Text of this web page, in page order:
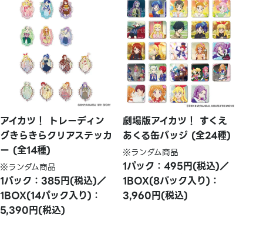
アイカツ！ トレーディン
グきらきらクリアステッカ
ー (全14種)
※ランダム商品
1パック：385円(税込)／
1BOX(14パック入り)：
5,390円(税込)
劇場版アイカツ！ すくえ
あくる缶バッジ (全24種)
※ランダム商品
1パック：495円(税込)／
1BOX(8パック入り)：
3,960円(税込)